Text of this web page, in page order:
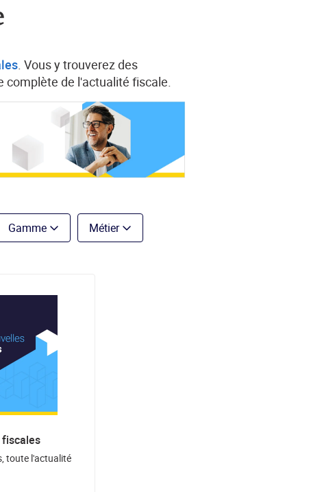
. Vous y trouverez des
complète de l'actualité fiscale.
Gamme Métier
toute l'actualité